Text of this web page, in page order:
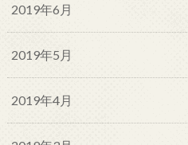
2019年6月
2019年5月
2019年4月